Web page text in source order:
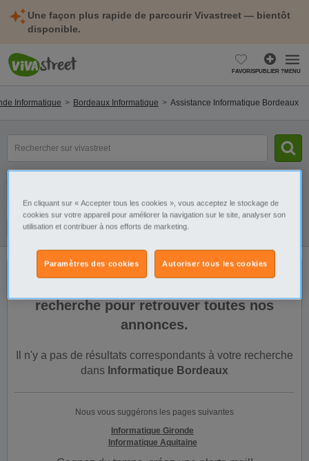
Une façon plus rapide de parcourir Vivastreet — bientôt
disponible.
FAVORISPUBLIER ?MENU
Informatique Bordeaux Informatique Assistance Informatique Bordeaux
clé(s)
Galerie
recherche pour retrouver toutes nos
annonces.
Il n'y a pas de résultats correspondants à votre recherche
dans Informatique Bordeaux
Nous vous suggérons les pages suivantes
Informatique Gironde
Informatique Aquitaine
En cliquant sur « Accepter tous les cookies », vous acceptez le stockage de
cookies sur votre appareil pour améliorer la navigation sur le site, analyser son
utilisation et contribuer à nos efforts de marketing.
Autoriser tous les cookies
Paramètres des cookies